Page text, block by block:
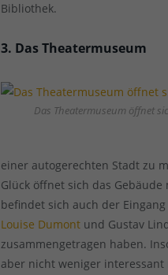
Bibliothek.
3. Das Theatermuseum
Das Theatermuseum öffnet
einer autogerechten Stadt zu
Glück öffnet sich das
befindet sich auch der
Louise Dumont und Gustav
zusammengetragen haben.
aber nicht weniger